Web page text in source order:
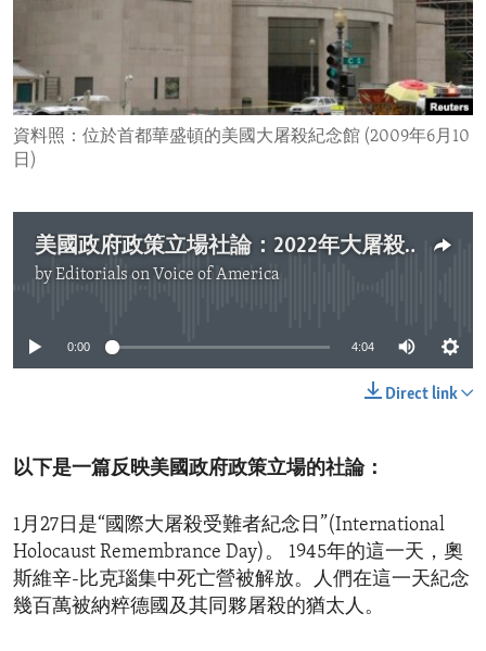
IDEALS AND INSTITUTIONS
資料照：位於首都華盛頓的美國大屠殺紀念館 (2009年6月10
日)
美國政府政策立場社論：2022年大屠殺受難者紀念日
byEditorials on Voice of America
0:00 4:04
Direct link
以下是一篇反映美國政府政策立場的社論：
1月27日是“國際大屠殺受難者紀念日”(International
Holocaust Remembrance Day)。 1945年的這一天，奧
斯維辛-比克瑙集中死亡營被解放。人們在這一天紀念
幾百萬被納粹德國及其同夥屠殺的猶太人。